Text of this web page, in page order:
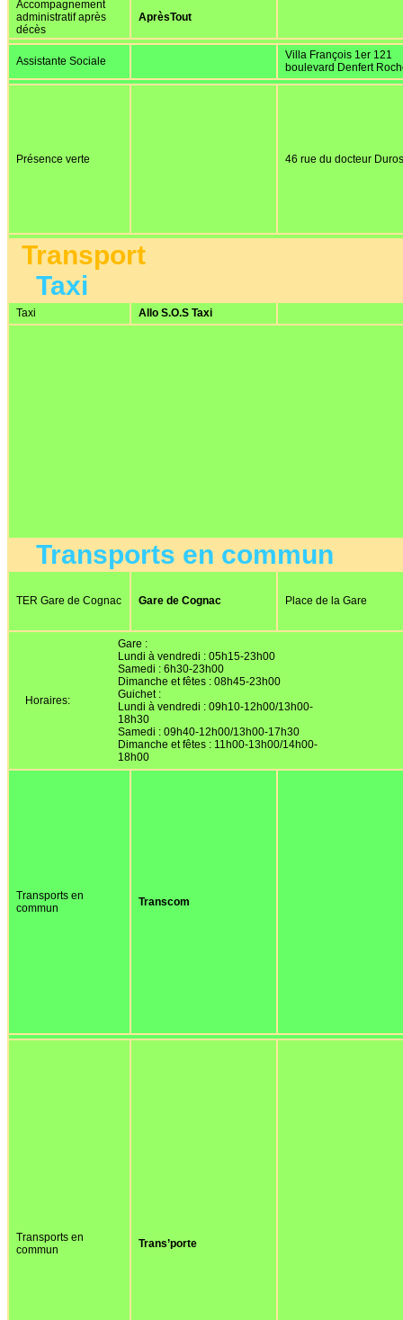
Accompagnement
administratif après
décès
AprèsTout
Assistante Sociale
Villa François 1er 121
boulevard Denfert
Présence verte 46 rue du docteur
Transport
Taxi
Taxi Allo S.O.S Taxi
Transports en commun
TER Gare de Cognac Gare de Cognac Place de la Gare
Horaires:
Gare :
Lundi à vendredi : 05h15-23h00
Samedi : 6h30-23h00
Dimanche et fêtes : 08h45-23h00
Guichet :
Lundi à vendredi : 09h10-12h00/13h00-
18h30
Samedi : 09h40-12h00/13h00-17h30
Dimanche et fêtes : 11h00-13h00/14h00-
18h00
Transports en
commun
Transcom
Transports en
commun
Trans’porte